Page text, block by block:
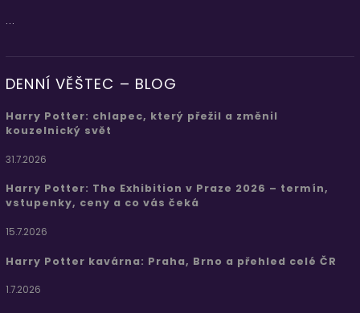
...
DENNÍ VĚŠTEC – BLOG
Harry Potter: chlapec, který přežil a změnil
kouzelnický svět
31.7.2026
Harry Potter: The Exhibition v Praze 2026 – termín,
vstupenky, ceny a co vás čeká
15.7.2026
Harry Potter kavárna: Praha, Brno a přehled celé ČR
1.7.2026